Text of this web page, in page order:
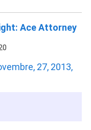
Ace Attorney
27, 2013,